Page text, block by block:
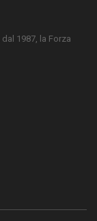
dal 1987, la Forza